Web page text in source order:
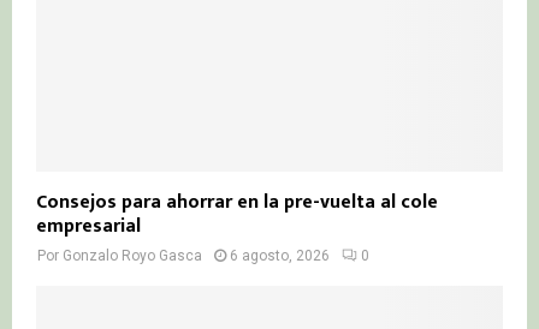
Consejos para ahorrar en la pre-vuelta al cole
empresarial
Por Gonzalo Royo Gasca 6 agosto, 2026 0